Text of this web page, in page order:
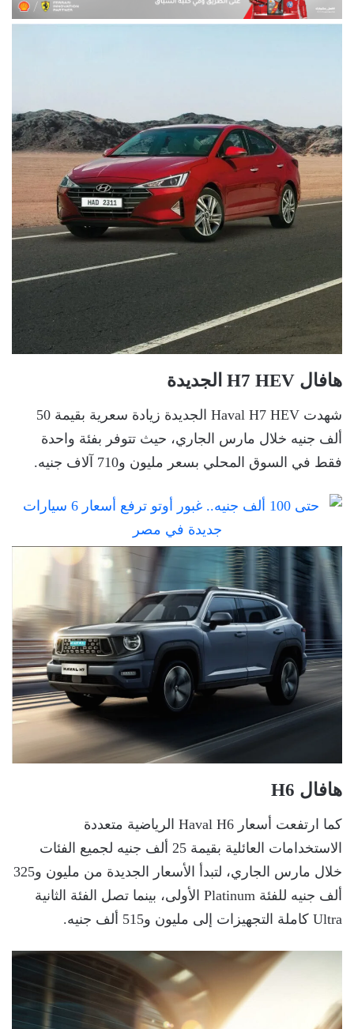
هافال H7 HEV الجديدة
شهدت Haval H7 HEV الجديدة زيادة سعرية بقيمة 50
ألف جنيه خلال مارس الجاري، حيث تتوفر بفئة واحدة
فقط في السوق المحلي بسعر مليون و710 آلاف جنيه.
هافال H6
كما ارتفعت أسعار Haval H6 الرياضية متعددة
الاستخدامات العائلية بقيمة 25 ألف جنيه لجميع الفئات
خلال مارس الجاري، لتبدأ الأسعار الجديدة من مليون و325
ألف جنيه للفئة Platinum الأولى، بينما تصل الفئة الثانية
Ultra كاملة التجهيزات إلى مليون و515 ألف جنيه.